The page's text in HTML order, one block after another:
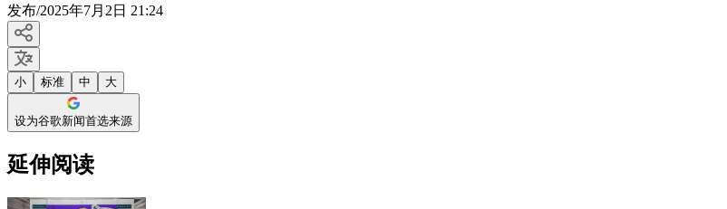
发布/2025年7月2日 21:24
小 标准 中 大
设为谷歌新闻首选来源
延伸阅读